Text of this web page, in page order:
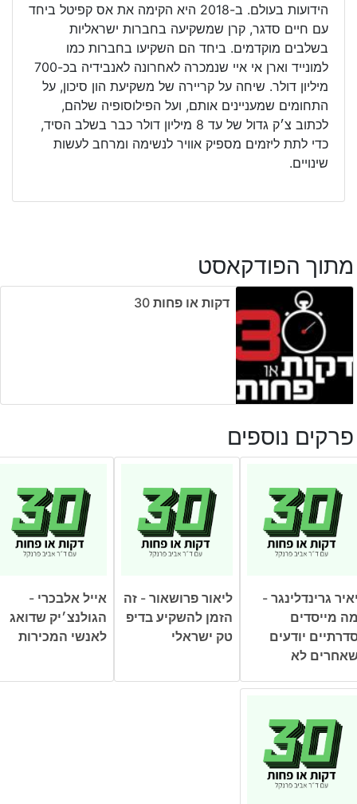
הידועות בעולם. ב-2018 היא הקימה את אס קפיטל ביחד
עם חיים סדגר, קרן שמשקיעה בחברות ישראליות
בשלבים מוקדמים. ביחד הם השקיעו בחברות כמו
למונייד וארן אי איי שנמכרה לאחרונה לאנבידיה בכ-700
מיליון דולר. שיחה על קריירה של משקיעת הון סיכון, על
התחומים שמעניינים אותם, ועל הפילוסופיה שלהם,
לכתוב צ׳ק גדול של עד 8 מיליון דולר כבר בשלב הסיד,
כדי לתת ליזמים מספיק אוויר לנשימה ומרחב לעשות
שינויים.
מתוך הפודקאסט
דקות או פחות ‎30
פרקים נוספים
גרינדלינגר -
מייסדים
יודעים
לא
ליאור פרושאור - זה
הזמן להשקיע בדיפ
טק ישראלי
אייל אלבכרי -
הגולנצ׳יק שדואג
לאנשי המכירות